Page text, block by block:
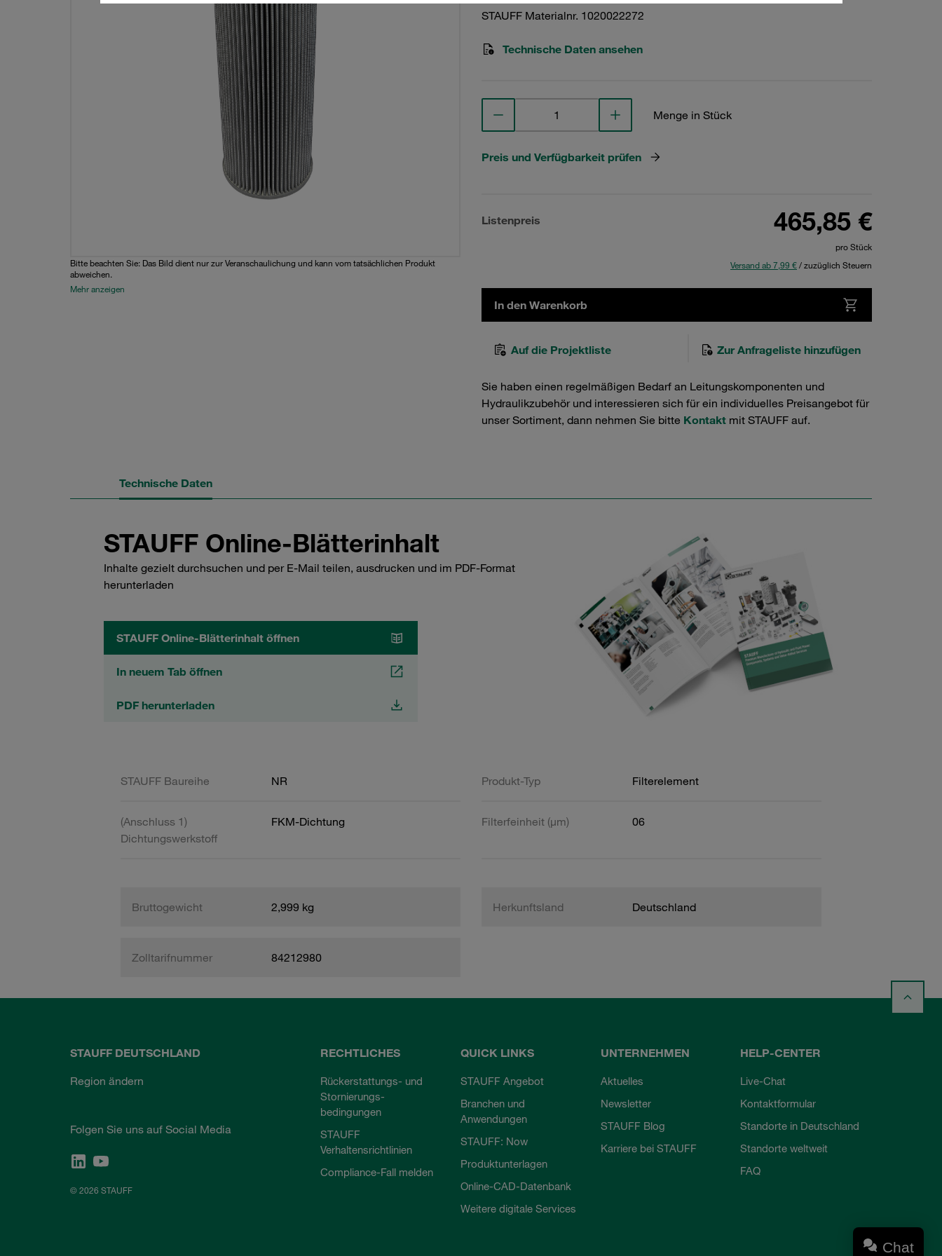
Bitte beachten Sie: Das Bild dient nur zur Veranschaulichung und kann vom tatsächlichen Produkt
abweichen.
Mehr anzeigen
STAUFF Materialnr. 1020022272
Technische Daten ansehen
Menge in Stück
Preis und Verfügbarkeit prüfen
Listenpreis 465,85 €
pro Stück
Versand ab 7,99 €/ zuzüglich Steuern
In den Warenkorb
Auf die Projektliste Zur Anfrageliste hinzufügen
Sie haben einen regelmäßigen Bedarf an Leitungskomponenten und
Hydraulikzubehör und interessieren sich für ein individuelles Preisangebot für
unser Sortiment, dann nehmen Sie bitte Kontakt mit STAUFF auf.
Technische Daten
STAUFF Online-Blätterinhalt
Inhalte gezielt durchsuchen und per E-Mail teilen, ausdrucken und im PDF-Format
herunterladen
STAUFF Online-Blätterinhalt öffnen
In neuem Tab öffnen
PDF herunterladen
STAUFF Baureihe NR Produkt-Typ Filterelement
(Anschluss 1)
Dichtungswerkstoff
FKM-Dichtung Filterfeinheit (µm) 06
Bruttogewicht 2,999 kg Herkunftsland Deutschland
Zolltarifnummer 84212980
STAUFF DEUTSCHLAND
Region ändern
Folgen Sie uns auf Social Media
© 2026 STAUFF
RECHTLICHES
Rückerstattungs- und
Stornierungs-
bedingungen
STAUFF
Verhaltensrichtlinien
Compliance-Fall melden
QUICK LINKS
STAUFF Angebot
Branchen und
Anwendungen
STAUFF: Now
Produktunterlagen
Online-CAD-Datenbank
Weitere digitale Services
UNTERNEHMEN
Aktuelles
Newsletter
STAUFF Blog
Karriere bei STAUFF
HELP-CENTER
Live-Chat
Kontaktformular
Standorte in Deutschland
Standorte weltweit
FAQ
Chat